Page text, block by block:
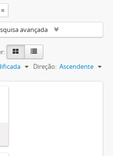
avançada
Direção: Ascendente